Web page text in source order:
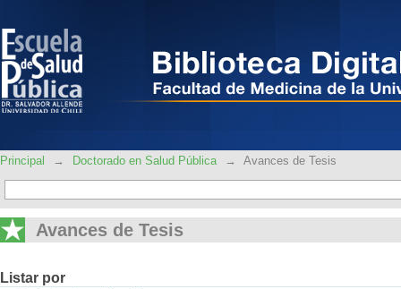
Principal → Doctorado en Salud Pública → Avances de Tesis
Avances de Tesis
Listar por